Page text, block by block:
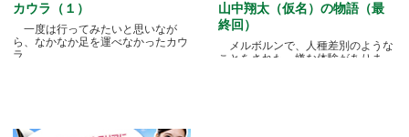
カウラ（１）
一度は行ってみたいと思いなが
ら、なかなか足を運べなかったカウ
ラ.....
山中翔太（仮名）の物語（最
終回）
メルボルンで、人種差別のような
ことをされた、嫌な体験がありま